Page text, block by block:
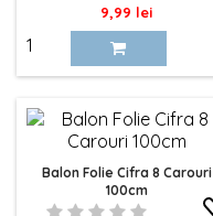
Pret
9,99 lei
Balon Folie Cifra 8 Carouri
100cm